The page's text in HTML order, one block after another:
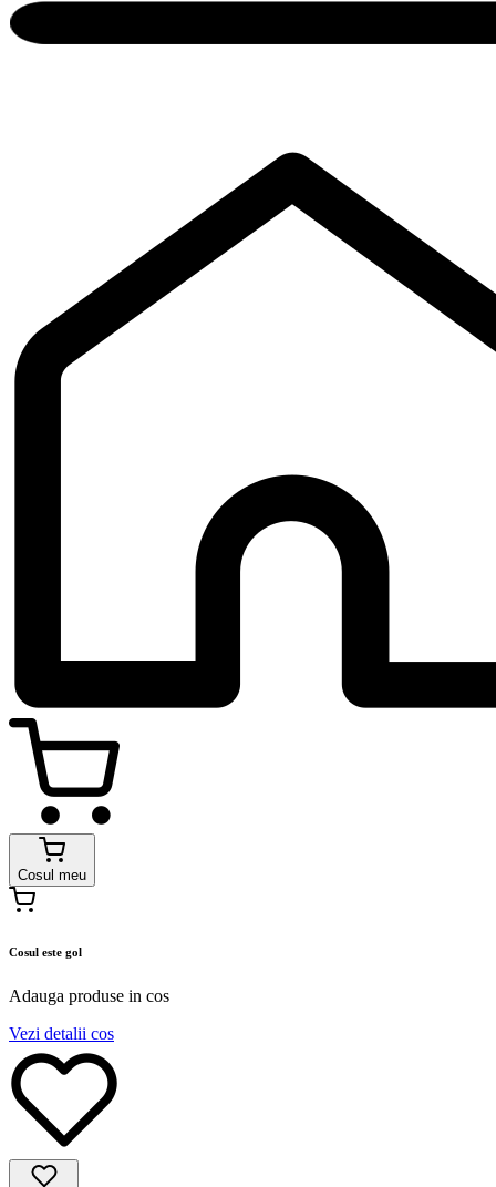
Cosul meu
Cosul este gol
Adauga produse in cos
Vezi detalii cos